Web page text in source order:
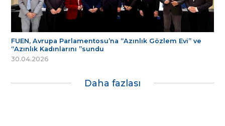
FUEN, Avrupa Parlamentosu’na “Azınlık Gözlem Evi” ve
“Azınlık Kadınlarını ”sundu
30.04.2026
Daha fazlası